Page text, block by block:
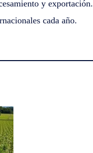
y exportación.
cada año.